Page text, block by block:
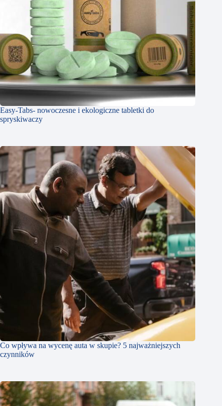
Easy-Tabs- nowoczesne i ekologiczne tabletki do
spryskiwaczy
Co wpływa na wycenę auta w skupie? 5 najważniejszych
czynników